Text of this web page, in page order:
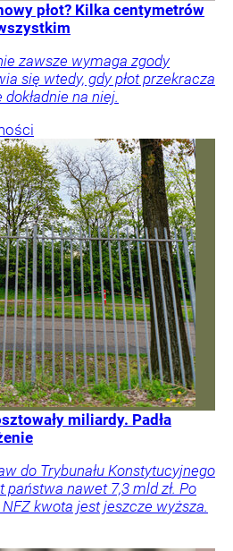
płot? Kilka centymetrów
zawsze wymaga zgody
się wtedy, gdy płot przekracza
na niej.
miliardy. Padła
do Trybunału Konstytucyjnego
państwa nawet 7,3 mld zł. Po
kwota jest jeszcze wyższa.